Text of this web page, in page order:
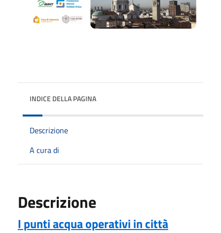
INDICE DELLA PAGINA
Descrizione
A cura di
Descrizione
I punti acqua operativi in città